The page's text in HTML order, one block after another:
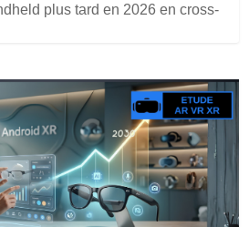
plus tard en 2026 en cross-